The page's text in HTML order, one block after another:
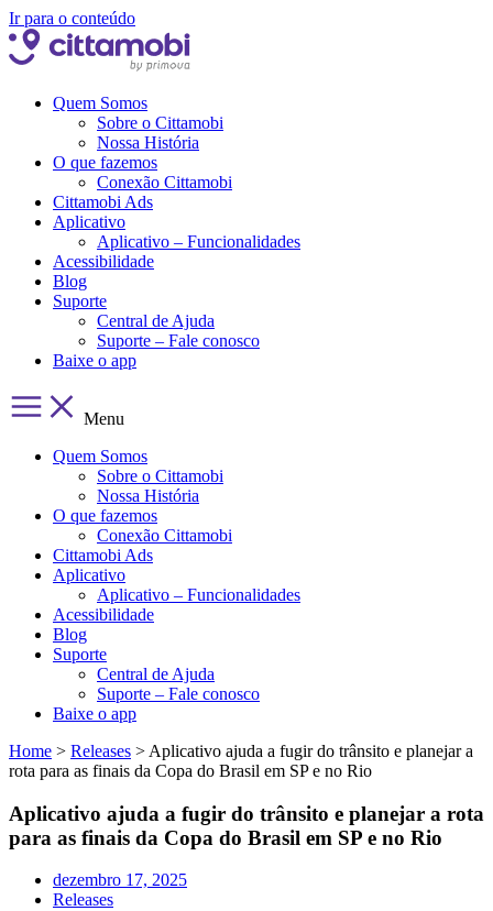
Ir para o conteúdo
Quem Somos
Sobre o Cittamobi
Nossa História
O que fazemos
Conexão Cittamobi
Cittamobi Ads
Aplicativo
Aplicativo – Funcionalidades
Acessibilidade
Blog
Suporte
Central de Ajuda
Suporte – Fale conosco
Baixe o app
Menu
Quem Somos
Sobre o Cittamobi
Nossa História
O que fazemos
Conexão Cittamobi
Cittamobi Ads
Aplicativo
Aplicativo – Funcionalidades
Acessibilidade
Blog
Suporte
Central de Ajuda
Suporte – Fale conosco
Baixe o app
Home > Releases > Aplicativo ajuda a fugir do trânsito e planejar a
rota para as finais da Copa do Brasil em SP e no Rio
Aplicativo ajuda a fugir do trânsito e planejar a rota
para as finais da Copa do Brasil em SP e no Rio
dezembro 17, 2025
Releases